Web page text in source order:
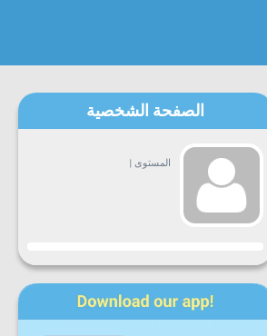
الصفحة الشخصية
المستوى |
التقدم